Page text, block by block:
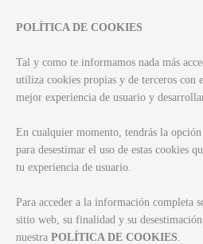
POLÍTICA DE COOKIES
Tal y como te informamos nada más
utiliza cookies propias y de terceros con
mejor experiencia de usuario y
En cualquier momento, tendrás la
para desestimar el uso de estas cookies
tu experiencia de usuario.
Para acceder a la información completa
sitio web, su finalidad y su
nuestra POLÍTICA DE COOKIES.